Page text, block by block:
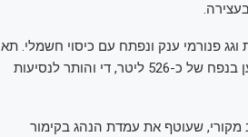
וגג פנורמי ענק ונפתח עם כיסוי חשמלי. תא
המטען אינו ענק כמו בטסלה, אבל עדיין ניתן לדחוק לתוכו מטען בנפח של כ-526 ליטר, די והותר לנסיעות
שעוטף את עמדת הנהג בקימור